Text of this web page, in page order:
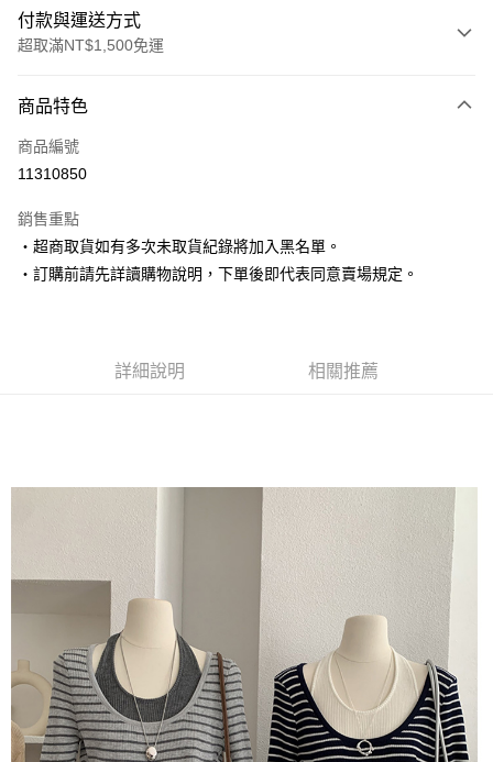
付款與運送方式
超取滿NT$1,500免運
信用卡一次付款
超商取貨付款
Apple Pay
街口支付
１．簡單：不需註冊會員、不需綁卡、不需儲值。
２．便利：只要手機號碼，簡訊認證，即可結帳。
３．安心：先確認商品／服務後，再付款。
【「AFTEE先享後付」結帳流程】
１．於結帳方式選擇「AFTEE先享後付」後，將跳轉至「AFTEE先享後付」
結帳頁面，進行簡訊認證並確認金額後，即可完成結帳。
２．訂單成立數日內，您將收到繳費通知簡訊。
３．收到繳費通知簡訊後14天內，點擊此簡訊中的連結，可透過四大超商／
ATM／網路銀行／等多元方式進行付款，方視為交易完成。
※ 請注意：結帳手續完成當下不需立刻繳費，但若您需要取消訂單，請聯絡
購買商品的店家。未經商家同意取消之訂單仍視為有效，需透過AFTEE先享
後付繳納相關費用。
每筆NT$80，滿NT$1,500(含以上)免運費
付款後全家取貨
每筆NT$80，滿NT$1,500(含以上)免運費
萊爾富取貨付款
每筆NT$80，滿NT$1,500(含以上)免運費
商品特色
商品編號
11310850
銷售重點
‧超商取貨如有多次未取貨紀錄將加入黑名單。
‧訂購前請先詳讀購物說明，下單後即代表同意賣場規定。
詳細說明 相關推薦